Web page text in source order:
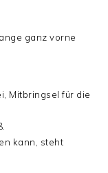
ganz vorne
Mitbringsel für die
kann, steht